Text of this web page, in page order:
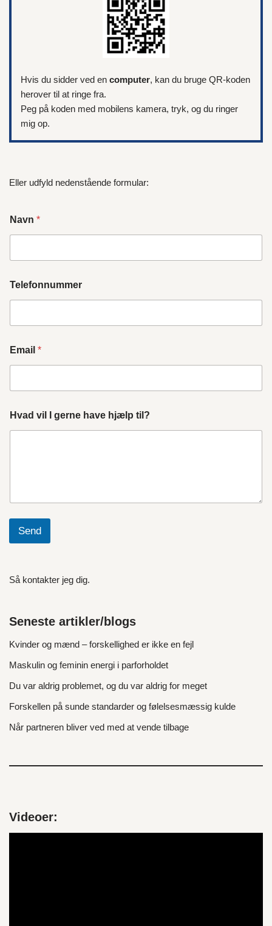
Hvis du sidder ved en computer, kan du bruge QR-koden
herover til at ringe fra.
Peg på koden med mobilens kamera, tryk, og du ringer
mig op.
Eller udfyld nedenstående formular:
Navn *
Telefonnummer
Email *
Hvad vil I gerne have hjælp til?
Send
Så kontakter jeg dig.
Seneste artikler/blogs
Kvinder og mænd – forskellighed er ikke en fejl
Maskulin og feminin energi i parforholdet
Du var aldrig problemet, og du var aldrig for meget
Forskellen på sunde standarder og følelsesmæssig kulde
Når partneren bliver ved med at vende tilbage
Videoer: